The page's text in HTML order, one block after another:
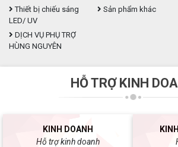
Thiết bị chiếu sáng
LED/ UV
Sản phẩm khác
DỊCH VỤ PHỤ TRỢ
HÙNG NGUYÊN
HỖ TRỢ KINH
KINH DOANH
Hỗ trợ kinh doanh